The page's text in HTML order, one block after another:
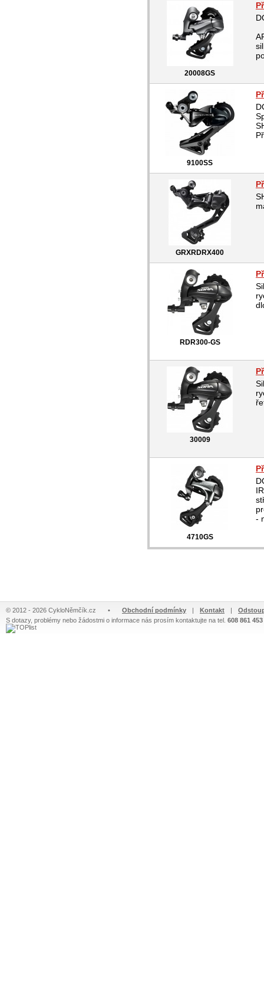
20008GS
9100SS
GRXRDRX400
RDR300-GS
30009
4710GS
-
© 2012 - 2026 CykloNěmčík.cz • Obchodní podmínky | Kontakt |
S dotazy, problémy nebo žádostmi o informace nás prosím kontaktujte na tel. 608 861 453